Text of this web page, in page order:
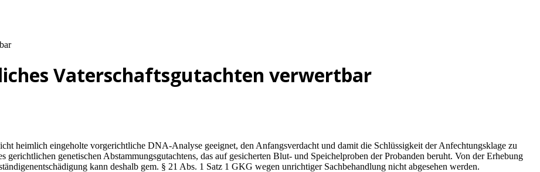
Vaterschaftsgutachten verwertbar
heimlich eingeholte vorgerichtliche DNA-Analyse geeignet, den Anfangsverdacht und damit die Schlüssigkeit der Anfechtungsklage zu
genetischen Abstammungsgutachtens, das auf gesicherten Blut- und Speichelproben der Probanden beruht. Von der Erhebung
kann deshalb gem. § 21 Abs. 1 Satz 1 GKG wegen unrichtiger Sachbehandlung nicht abgesehen werden.